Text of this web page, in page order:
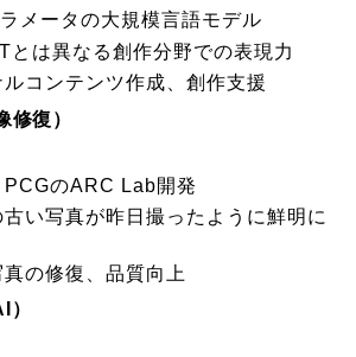
メータの大規模言語モデル
とは異なる創作分野での表現力
コンテンツ作成、創作支援
復）
のARC Lab開発
い写真が昨日撮ったように鮮明に
の修復、品質向上